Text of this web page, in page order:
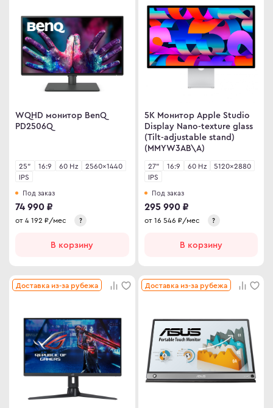
Army
мониторы
мониторы
WQHD монитор BenQ
PD2506Q
25" 16:9 60 Hz
2560×1440
IPS
Под заказ
74 990 ₽
от 4 192 ₽/мес ?
В корзину
5K Монитор Apple Studio
Display Nano-texture glass
(Tilt-adjustable stand)
(MMYW3AB\A)
27" 16:9 60 Hz
5120×2880
IPS
Под заказ
295 990 ₽
от 16 546 ₽/мес ?
В корзину
Доставка из-за рубежа Доставка из-за рубежа